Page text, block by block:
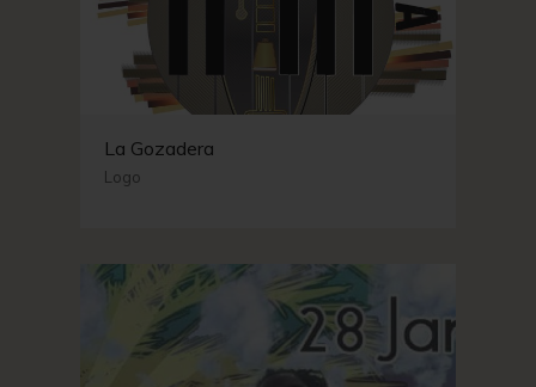
La Gozadera
Logo